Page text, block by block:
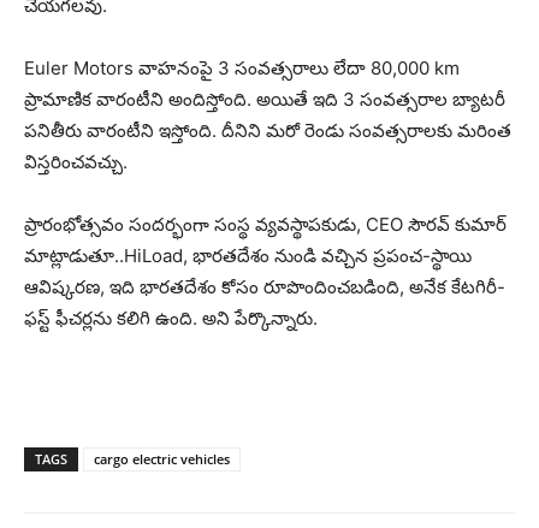
చేయగలవు.
Euler Motors వాహనంపై 3 సంవత్సరాలు లేదా 80,000 km
ప్రామాణిక వారంటీని అందిస్తోంది. అయితే ఇది 3 సంవత్సరాల బ్యాటరీ
పనితీరు వారంటీని ఇస్తోంది. దీనిని మరో రెండు సంవత్సరాలకు మరింత
విస్తరించవచ్చు.
ప్రారంభోత్సవం సందర్భంగా సంస్థ వ్యవస్థాపకుడు, CEO సౌరవ్ కుమార్
మాట్లాడుతూ..HiLoad, భారతదేశం నుండి వచ్చిన ప్రపంచ-స్థాయి
ఆవిష్కరణ, ఇది భారతదేశం కోసం రూపొందించబడింది, అనేక కేటగిరీ-
ఫస్ట్ ఫీచర్లను కలిగి ఉంది. అని పేర్కొన్నారు.
TAGS cargo electric vehicles